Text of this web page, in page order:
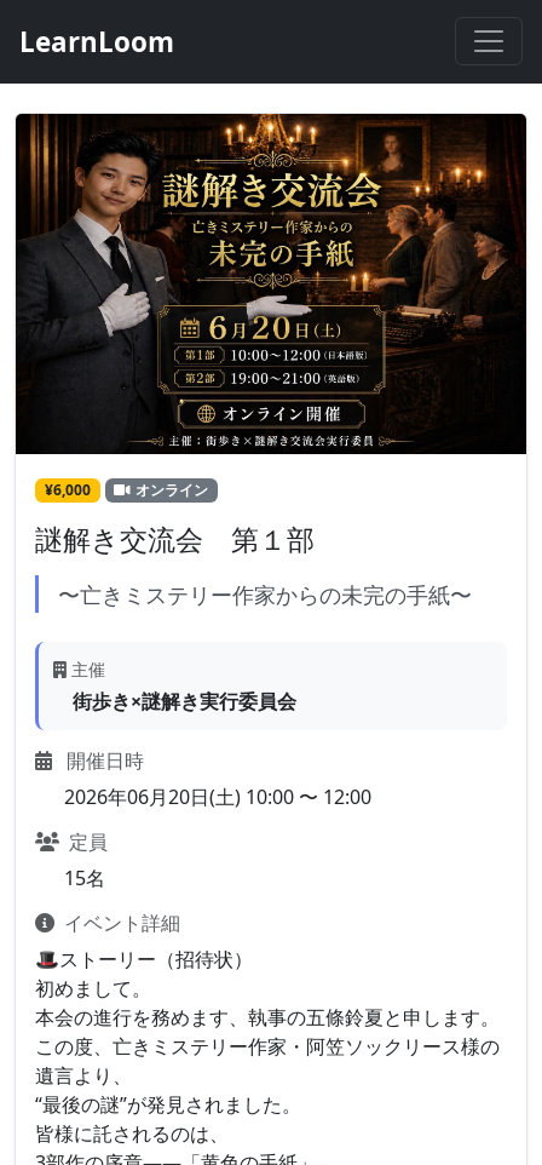
LearnLoom
¥6,000 オンライン
謎解き交流会 第１部
〜亡きミステリー作家からの未完の手紙〜
主催
街歩き×謎解き実行委員会
開催日時
2026年06月20日(土) 10:00 〜 12:00
定員
15名
イベント詳細
🎩ストーリー（招待状）
初めまして。
本会の進行を務めます、執事の五條鈴夏と申します。
この度、亡きミステリー作家・阿笠ソックリース様の
遺言より、
“最後の謎”が発見されました。
皆様に託されるのは、